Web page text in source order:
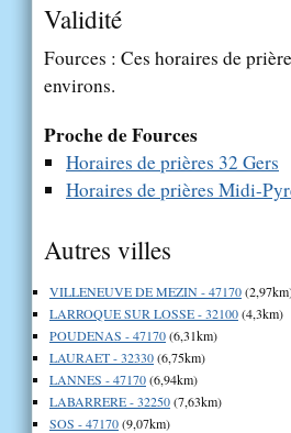
Validité
Fources : Ces horaires de
environs.
Proche de Fources
Horaires de prières 32 Gers
Horaires de prières Midi-
Autres villes
VILLENEUVE DE MEZIN - 47170
LARROQUE SUR LOSSE - 32100(4,3km)
POUDENAS - 47170(6,31km)
LAURAET - 32330(6,75km)
LANNES - 47170(6,94km)
LABARRERE - 32250(7,63km)
SOS - 47170(9,07km)